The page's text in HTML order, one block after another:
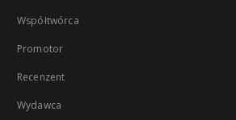
Współtwórca
Promotor
Recenzent
Wydawca